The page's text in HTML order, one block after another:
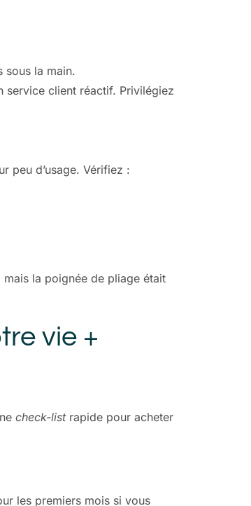
sous la main.
service client réactif. Privilégiez
peu d’usage. Vérifiez :
la poignée de pliage était
vie +
check-listrapide pour acheter
les premiers mois si vous